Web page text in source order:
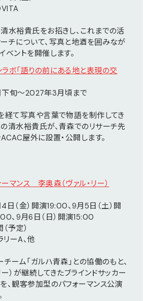
水裕貴氏をお招きし、これまでの活
チについて、写真と地酒を囲みなが
ベントを開催します。
ボ「語りの前にある地と表現の交
下旬～2027年3月頃まで
経て写真や言葉で物語を制作してき
清水裕貴氏が、青森でのリサーチ先
屋外に設置・公開します。
マンス 李奥森（ヴァル・リー）
（金）開演19:00、9月5日（土）開
、9月6日（日）開演15:00
予定）
リーA、他
チーム「ガルハ青森」との協働のもと、
ー）が継続してきたブラインドサッカー
、観客参加型のパフォーマンス公演